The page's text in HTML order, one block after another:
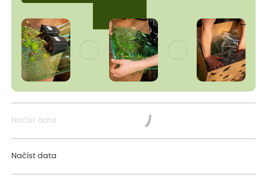
Načíst data
Načíst data